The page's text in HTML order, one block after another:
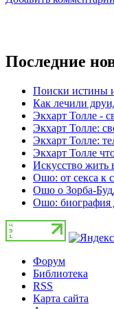
Последние
Поиски истины
Как лечили
Экхарт Толле -
Экхарт Толле:
Экхарт Толле:
Экхарт Толле
Искусство жить
Ошо: от секса к
Ошо о Зорба-
Ошо: биография
Форум
Библиотека
RSS
Карта сайта